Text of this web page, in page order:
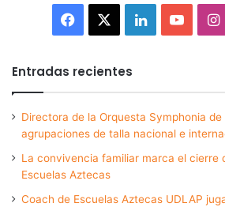
Facebook LinkedIn
Entradas recientes
Directora de la Orquesta Symphonia de
agrupaciones de talla nacional e
La convivencia familiar marca el cierre
Escuelas Aztecas
Coach de Escuelas Aztecas UDLAP